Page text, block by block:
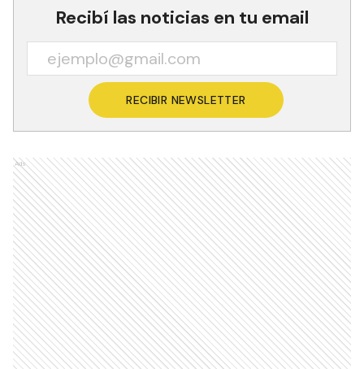
Recibí las noticias en tu email
RECIBIR NEWSLETTER
Ads